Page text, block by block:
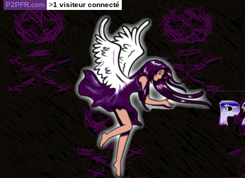
P2PFR.com >1 visiteur connecté